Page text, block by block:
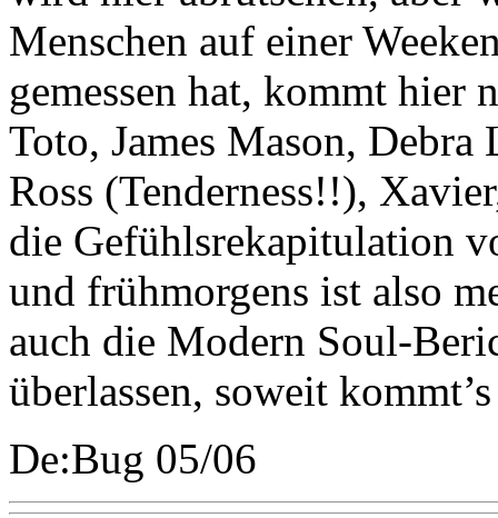
Menschen auf einer
gemessen hat, kommt hier
Toto, James Mason,
Ross (Tenderness!!),
die Gefühlsrekapitulation
und frühmorgens ist also
auch die Modern Soul-
überlassen, soweit
De:Bug 05/06